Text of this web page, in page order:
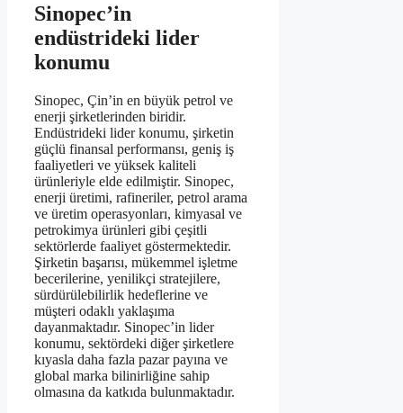
Sinopec’in
endüstrideki lider
konumu
Sinopec, Çin’in en büyük petrol ve
enerji şirketlerinden biridir.
Endüstrideki lider konumu, şirketin
güçlü finansal performansı, geniş iş
faaliyetleri ve yüksek kaliteli
ürünleriyle elde edilmiştir. Sinopec,
enerji üretimi, rafineriler, petrol arama
ve üretim operasyonları, kimyasal ve
petrokimya ürünleri gibi çeşitli
sektörlerde faaliyet göstermektedir.
Şirketin başarısı, mükemmel işletme
becerilerine, yenilikçi stratejilere,
sürdürülebilirlik hedeflerine ve
müşteri odaklı yaklaşıma
dayanmaktadır. Sinopec’in lider
konumu, sektördeki diğer şirketlere
kıyasla daha fazla pazar payına ve
global marka bilinirliğine sahip
olmasına da katkıda bulunmaktadır.